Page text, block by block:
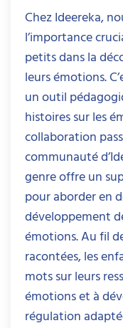
Chez Ideereka,
l’importance
petits dans la
leurs émotions.
un outil
histoires sur les
collaboration
communauté
genre offre un
pour aborder en
développement
émotions. Au fil
racontées, les
mots sur leurs
émotions et à
régulation